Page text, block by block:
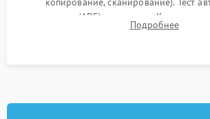
документов (ADF) и дуплекса. Контроль
на отсутствие серого фона, полос и
Подробнее